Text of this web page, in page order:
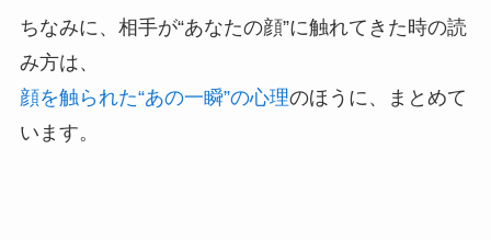
ちなみに、相手が“あなたの顔”に触れてきた時の読
み方は、
顔を触られた“あの一瞬”の心理のほうに、まとめて
います。